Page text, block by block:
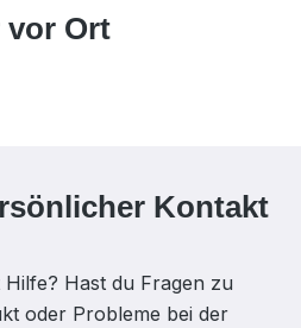
Kontakt
Hast du Fragen zu
oder Probleme bei der
vor Ort